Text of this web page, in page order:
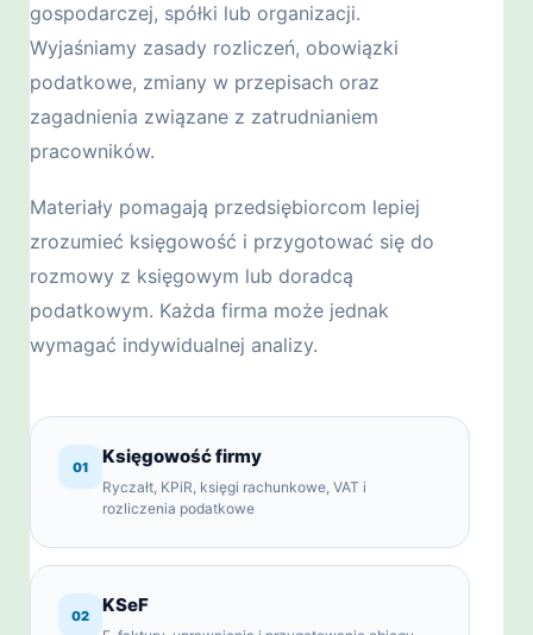
gospodarczej, spółki lub organizacji.
Wyjaśniamy zasady rozliczeń, obowiązki
podatkowe, zmiany w przepisach oraz
zagadnienia związane z zatrudnianiem
pracowników.
Materiały pomagają przedsiębiorcom lepiej
zrozumieć księgowość i przygotować się do
rozmowy z księgowym lub doradcą
podatkowym. Każda firma może jednak
wymagać indywidualnej analizy.
01 Księgowość firmy
Ryczałt, KPiR, księgi rachunkowe, VAT i
rozliczenia podatkowe
02 KSeF